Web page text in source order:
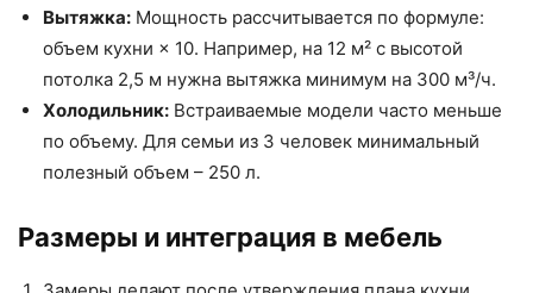
Вытяжка: Мощность рассчитывается по формуле:
объем кухни × 10. Например, на 12 м² с высотой
потолка 2,5 м нужна вытяжка минимум на 300 м³/ч.
Холодильник: Встраиваемые модели часто меньше
по объему. Для семьи из 3 человек минимальный
полезный объем – 250 л.
Размеры и интеграция в мебель